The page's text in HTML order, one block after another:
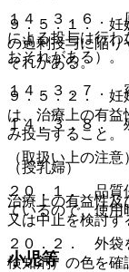
１４．３．６．
による投与は行わ
おそれがある）。
１４．３．７．
１４．３．８．
（取扱い上の注意
２０．１． 品質
ているので、使用
２０．２． 外袋
検知剤）の色を確
９．５．１． 妊
の過剰投与に陥り
それがある。
９．５．２． 妊
は、治療上の有
み投与すること。
（授乳婦）
治療上の有益性及
又は中止を検討す
小児等